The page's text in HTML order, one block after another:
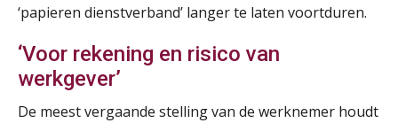
‘papieren dienstverband’ langer te laten voortduren.
‘Voor rekening en risico van
werkgever’
De meest vergaande stelling van de werknemer houdt
25
Summercourse Werkkostenregeling
25
AUG
MOCuitgevers